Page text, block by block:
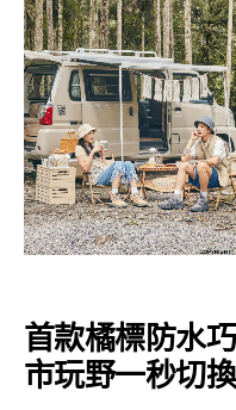
首款橘標防水
市玩野一秒切換